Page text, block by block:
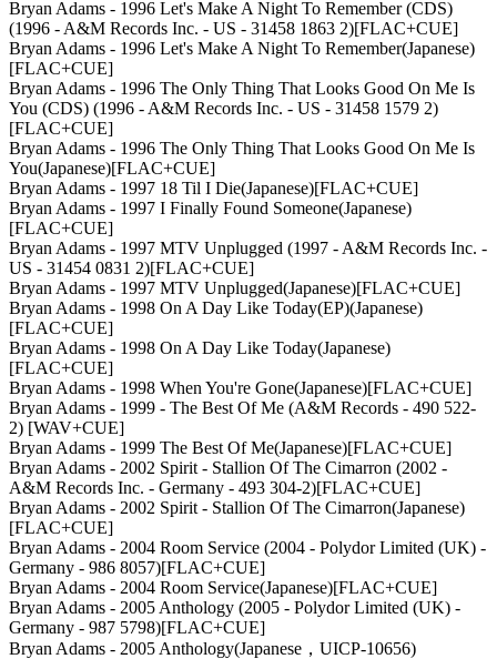
Bryan Adams - 1996 Let's Make A Night To Remember (CDS)
(1996 - A&M Records Inc. - US - 31458 1863 2)[FLAC+CUE]
Bryan Adams - 1996 Let's Make A Night To Remember(Japanese)
[FLAC+CUE]
Bryan Adams - 1996 The Only Thing That Looks Good On Me Is
You (CDS) (1996 - A&M Records Inc. - US - 31458 1579 2)
[FLAC+CUE]
Bryan Adams - 1996 The Only Thing That Looks Good On Me Is
You(Japanese)[FLAC+CUE]
Bryan Adams - 1997 18 Til I Die(Japanese)[FLAC+CUE]
Bryan Adams - 1997 I Finally Found Someone(Japanese)
[FLAC+CUE]
Bryan Adams - 1997 MTV Unplugged (1997 - A&M Records Inc. -
US - 31454 0831 2)[FLAC+CUE]
Bryan Adams - 1997 MTV Unplugged(Japanese)[FLAC+CUE]
Bryan Adams - 1998 On A Day Like Today(EP)(Japanese)
[FLAC+CUE]
Bryan Adams - 1998 On A Day Like Today(Japanese)
[FLAC+CUE]
Bryan Adams - 1998 When You're Gone(Japanese)[FLAC+CUE]
Bryan Adams - 1999 - The Best Of Me (A&M Records - 490 522-
2) [WAV+CUE]
Bryan Adams - 1999 The Best Of Me(Japanese)[FLAC+CUE]
Bryan Adams - 2002 Spirit - Stallion Of The Cimarron (2002 -
A&M Records Inc. - Germany - 493 304-2)[FLAC+CUE]
Bryan Adams - 2002 Spirit - Stallion Of The Cimarron(Japanese)
[FLAC+CUE]
Bryan Adams - 2004 Room Service (2004 - Polydor Limited (UK) -
Germany - 986 8057)[FLAC+CUE]
Bryan Adams - 2004 Room Service(Japanese)[FLAC+CUE]
Bryan Adams - 2005 Anthology (2005 - Polydor Limited (UK) -
Germany - 987 5798)[FLAC+CUE]
Bryan Adams - 2005 Anthology(Japanese，UICP-10656)